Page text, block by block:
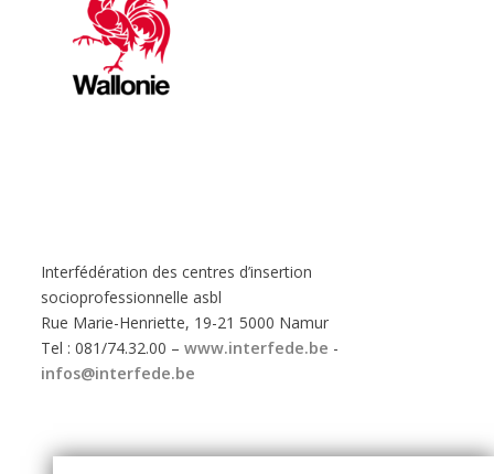
Interfédération des centres d’insertion
socioprofessionnelle asbl
Rue Marie-Henriette, 19-21 5000 Namur
Tel : 081/74.32.00 –www.interfede.be -
infos@interfede.be